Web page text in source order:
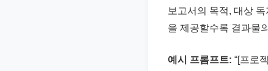
보고서의 목적, 대상
을 제공할수록 결과물
예시 프롬프트: “[프로